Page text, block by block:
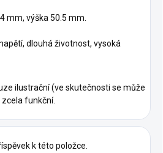
mm, výška 50.5 mm.
dlouhá životnost, vysoká
ilustrační (ve skutečnosti se může
funkční.
k této položce.